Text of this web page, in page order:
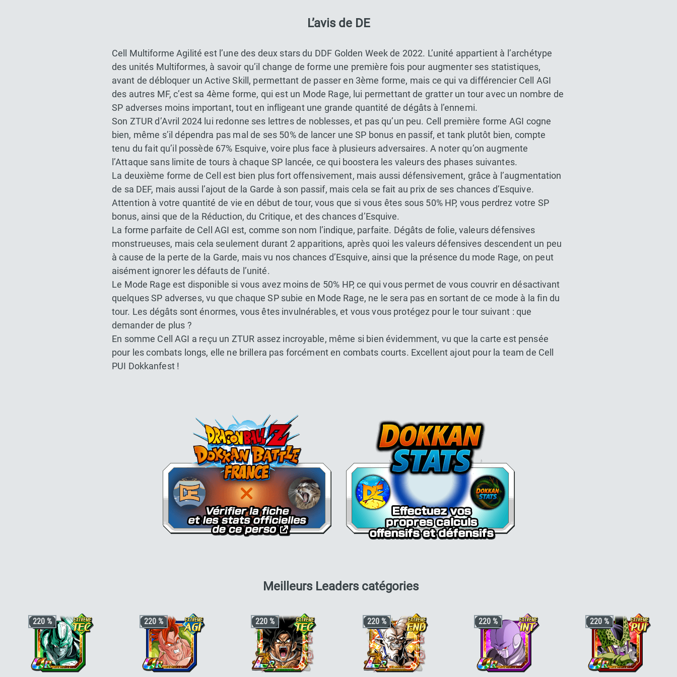
L’avis de DE
Cell Multiforme Agilité est l’une des deux stars du DDF Golden Week de 2022. L’unité appartient à l’archétype
des unités Multiformes, à savoir qu’il change de forme une première fois pour augmenter ses statistiques,
avant de débloquer un Active Skill, permettant de passer en 3ème forme, mais ce qui va différencier Cell AGI
des autres MF, c’est sa 4ème forme, qui est un Mode Rage, lui permettant de gratter un tour avec un nombre de
SP adverses moins important, tout en infligeant une grande quantité de dégâts à l’ennemi.
Son ZTUR d’Avril 2024 lui redonne ses lettres de noblesses, et pas qu’un peu. Cell première forme AGI cogne
bien, même s’il dépendra pas mal de ses 50% de lancer une SP bonus en passif, et tank plutôt bien, compte
tenu du fait qu’il possède 67% Esquive, voire plus face à plusieurs adversaires. A noter qu’on augmente
l’Attaque sans limite de tours à chaque SP lancée, ce qui boostera les valeurs des phases suivantes.
La deuxième forme de Cell est bien plus fort offensivement, mais aussi défensivement, grâce à l’augmentation
de sa DEF, mais aussi l’ajout de la Garde à son passif, mais cela se fait au prix de ses chances d’Esquive.
Attention à votre quantité de vie en début de tour, vous que si vous êtes sous 50% HP, vous perdrez votre SP
bonus, ainsi que de la Réduction, du Critique, et des chances d’Esquive.
La forme parfaite de Cell AGI est, comme son nom l’indique, parfaite. Dégâts de folie, valeurs défensives
monstrueuses, mais cela seulement durant 2 apparitions, après quoi les valeurs défensives descendent un peu
à cause de la perte de la Garde, mais vu nos chances d’Esquive, ainsi que la présence du mode Rage, on peut
aisément ignorer les défauts de l’unité.
Le Mode Rage est disponible si vous avez moins de 50% HP, ce qui vous permet de vous couvrir en désactivant
quelques SP adverses, vu que chaque SP subie en Mode Rage, ne le sera pas en sortant de ce mode à la fin du
tour. Les dégâts sont énormes, vous êtes invulnérables, et vous vous protégez pour le tour suivant : que
demander de plus ?
En somme Cell AGI a reçu un ZTUR assez incroyable, même si bien évidemment, vu que la carte est pensée
pour les combats longs, elle ne brillera pas forcément en combats courts. Excellent ajout pour la team de Cell
PUI Dokkanfest !
Dokkan Essentials x Dragon Ball Z Dokkan battle France
Meilleurs Leaders catégoriespour Cell (2nde forme) [MF] [AGI]
220 % 220 % 220 % 220 % 220 % 220 %